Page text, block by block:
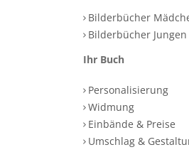
Bilderbücher
Bilderbücher Jungen
Ihr Buch
Personalisierung
Widmung
Einbände & Preise
Umschlag &